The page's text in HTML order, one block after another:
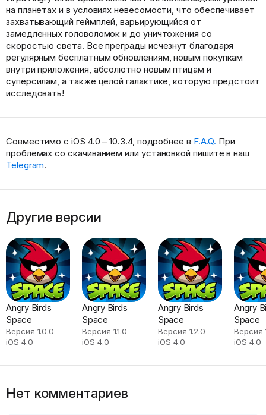
на планетах и в условиях невесомости, что обеспечивает
захватывающий геймплей, варьирующийся от
замедленных головоломок и до уничтожения со
скоростью света. Все преграды исчезнут благодаря
регулярным бесплатным обновлениям, новым покупкам
внутри приложения, абсолютно новым птицам и
суперсилам, а также целой галактике, которую предстоит
исследовать!
Совместимо с iOS 4.0 – 10.3.4, подробнее в F.A.Q. При
проблемах со скачиванием или установкой пишите в наш
Telegram.
Другие версии
Angry Birds
Space
Версия 1.0.0
iOS 4.0
Angry Birds
Space
Версия 1.1.0
iOS 4.0
Angry Birds
Space
Версия 1.2.0
iOS 4.0
Angry
Space
Версия
iOS 4.0
Нет комментариев